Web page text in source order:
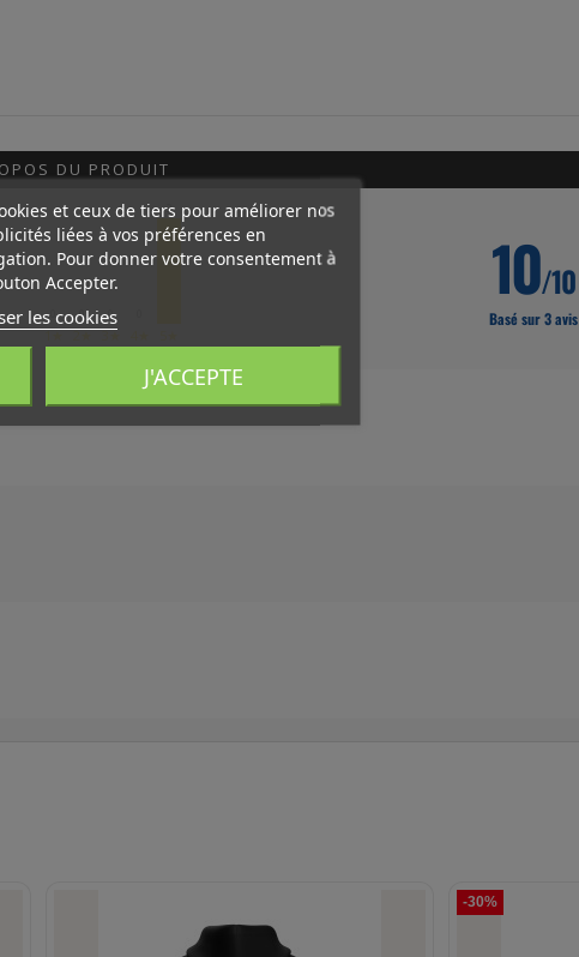
DU PRODUIT
0
1★
0
2★
0
3★
3
10/10
Basé sur 3 avis
-30%
et ceux de tiers pour améliorer nos
liées à vos préférences en
Pour donner votre consentement à
Accepter.
les cookies
J'ACCEPTE